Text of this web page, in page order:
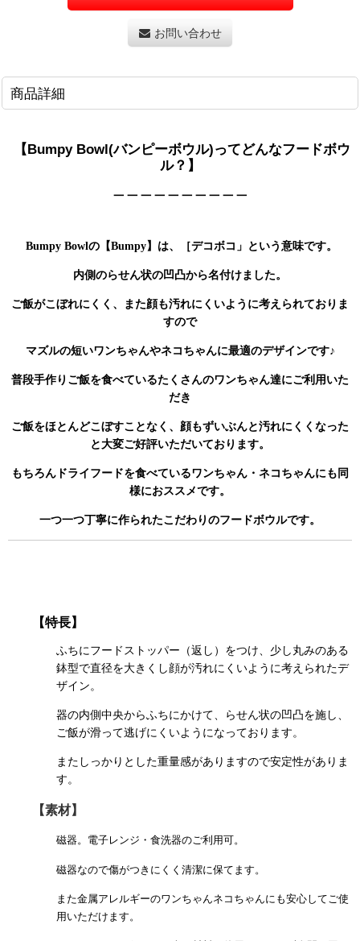
お問い合わせ
商品詳細
【Bumpy Bowl(バンピーボウル)ってどんなフードボウ
ル？ 】
Bumpy Bowlの【Bumpy】は、［デコボコ」という意味です。
内側のらせん状の凹凸から名付けました。
ご飯がこぼれにくく、また顔も汚れにくいように考えられておりま
すので
マズルの短いワンちゃんやネコちゃんに最適のデザインです♪
普段手作りご飯を食べているたくさんのワンちゃん達にご利用いた
だき
ご飯をほとんどこぼすことなく、顔もずいぶんと汚れにくくなった
と大変ご好評いただいております。
もちろんドライフードを食べているワンちゃん・ネコちゃんにも同
様におススメです。
一つ一つ丁寧に作られたこだわりのフードボウルです。
【特長】
ふちにフードストッパー（返し）をつけ、少し丸みのある
鉢型で直径を大きくし顔が汚れにくいように考えられたデ
ザイン。
器の内側中央からふちにかけて、らせん状の凹凸を施し、
ご飯が滑って逃げにくいようになっております。
またしっかりとした重量感がありますので安定性がありま
す。
【素材】
磁器。電子レンジ・食洗器のご利用可。
磁器なので傷がつきにくく清潔に保てます。
また金属アレルギーのワンちゃんネコちゃんにも安心してご使
用いただけます。